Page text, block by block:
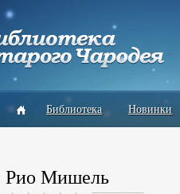
Библиотека Новинки
Рио Мишель